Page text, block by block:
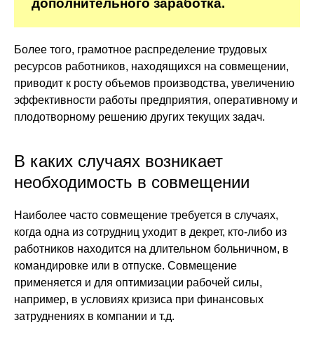
дополнительного заработка.
Более того, грамотное распределение трудовых
ресурсов работников, находящихся на совмещении,
приводит к росту объемов производства, увеличению
эффективности работы предприятия, оперативному и
плодотворному решению других текущих задач.
В каких случаях возникает
необходимость в совмещении
Наиболее часто совмещение требуется в случаях,
когда одна из сотрудниц уходит в декрет, кто-либо из
работников находится на длительном больничном, в
командировке или в отпуске. Совмещение
применяется и для оптимизации рабочей силы,
например, в условиях кризиса при финансовых
затруднениях в компании и т.д.